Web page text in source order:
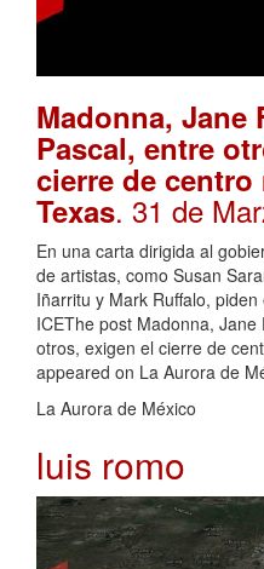
Madonna, Jane
Pascal, entre
cierre de
Texas. 31 de
En una carta dirigida al
de artistas, como Susan
Iñarritu y Mark Ruffalo,
ICEThe post Madonna,
otros, exigen el cierre de
appeared on La Aurora de
La Aurora de México
luis romo